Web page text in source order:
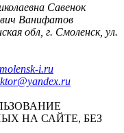
Савенок
Ванифатов
обл, г. Смоленск, ул.
i.ru
НА САЙТЕ, БЕЗ